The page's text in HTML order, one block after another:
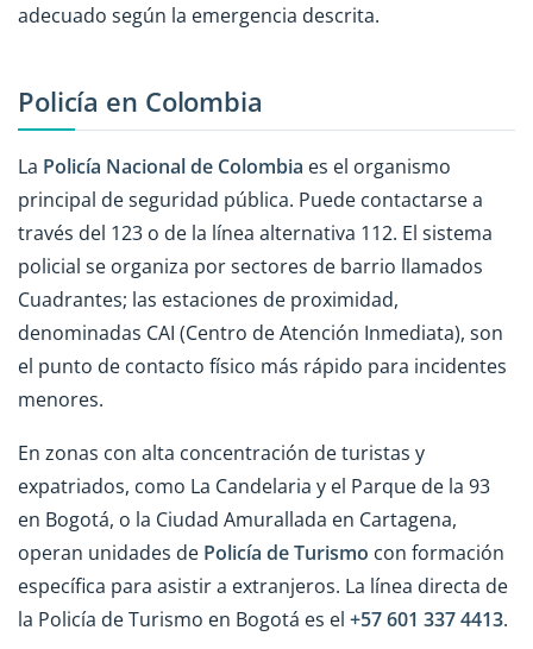
adecuado según la emergencia descrita.
Policía en Colombia
La Policía Nacional de Colombia es el organismo
principal de seguridad pública. Puede contactarse a
través del 123 o de la línea alternativa 112. El sistema
policial se organiza por sectores de barrio llamados
Cuadrantes; las estaciones de proximidad,
denominadas CAI (Centro de Atención Inmediata), son
el punto de contacto físico más rápido para incidentes
menores.
En zonas con alta concentración de turistas y
expatriados, como La Candelaria y el Parque de la 93
en Bogotá, o la Ciudad Amurallada en Cartagena,
operan unidades de Policía de Turismo con formación
específica para asistir a extranjeros. La línea directa de
la Policía de Turismo en Bogotá es el +57 601 337 4413.